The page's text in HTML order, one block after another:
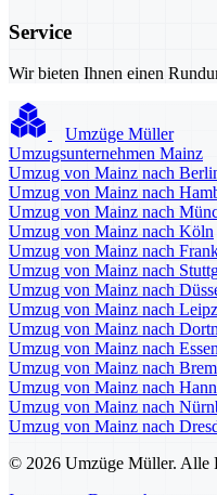
Service
Wir bieten Ihnen einen
Umzüge Müller
Umzugsunternehmen Mainz
Umzug von Mainz nach
Umzug von Mainz nach
Umzug von Mainz nach
Umzug von Mainz nach Köln
Umzug von Mainz nach
Umzug von Mainz nach
Umzug von Mainz nach
Umzug von Mainz nach
Umzug von Mainz nach
Umzug von Mainz nach Essen
Umzug von Mainz nach
Umzug von Mainz nach
Umzug von Mainz nach
Umzug von Mainz nach
© 2026 Umzüge Müller. Alle